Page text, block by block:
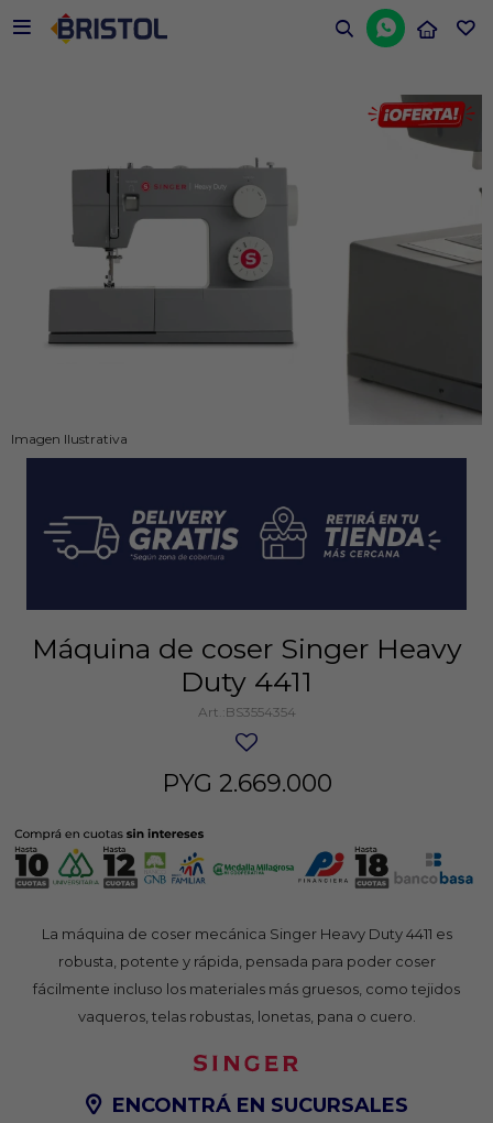


Imagen Ilustrativa
Máquina de coser Singer Heavy
Duty 4411
BS3554354
PYG 2.669.000
La máquina de coser mecánica Singer Heavy Duty 4411 es
robusta, potente y rápida, pensada para poder coser
fácilmente incluso los materiales más gruesos, como tejidos
vaqueros, telas robustas, lonetas, pana o cuero.
ENCONTRÁ EN SUCURSALES